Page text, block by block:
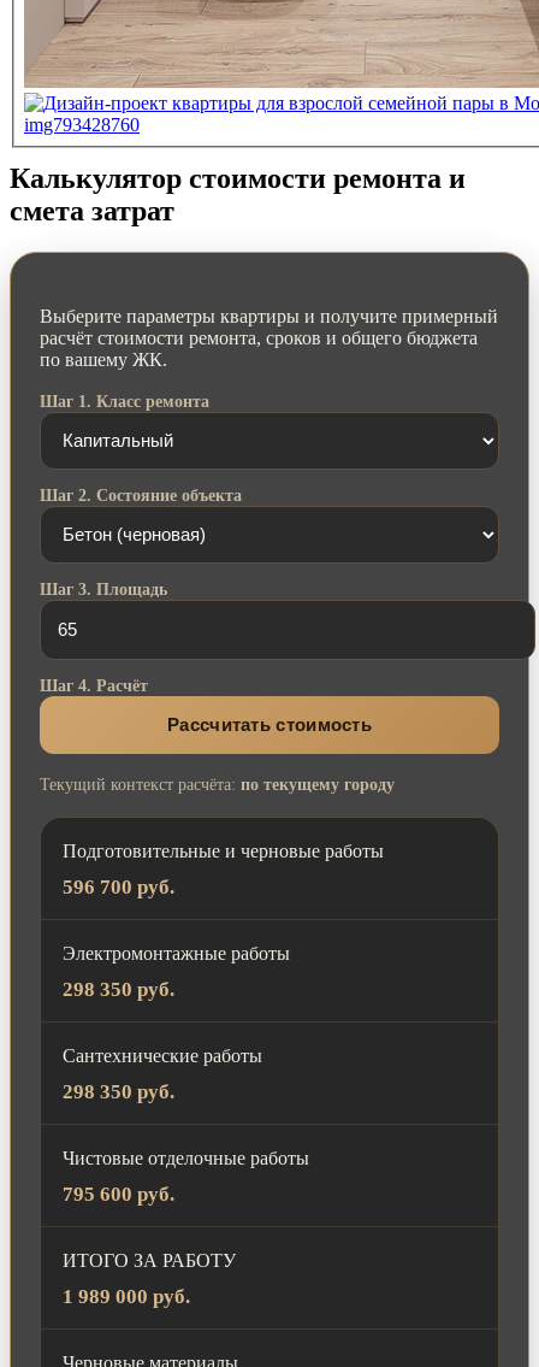
Калькулятор стоимости ремонта и
смета затрат
Выберите параметры квартиры и получите примерный
расчёт стоимости ремонта, сроков и общего бюджета
по вашему ЖК.
Шаг 1. Класс ремонта
Шаг 2. Состояние объекта
Шаг 3. Площадь
Шаг 4. Расчёт
Рассчитать стоимость
Текущий контекст расчёта: по текущему городу
Подготовительные и черновые работы
596 700 руб.
Электромонтажные работы
298 350 руб.
Сантехнические работы
298 350 руб.
Чистовые отделочные работы
795 600 руб.
ИТОГО ЗА РАБОТУ
1 989 000 руб.
Черновые материалы